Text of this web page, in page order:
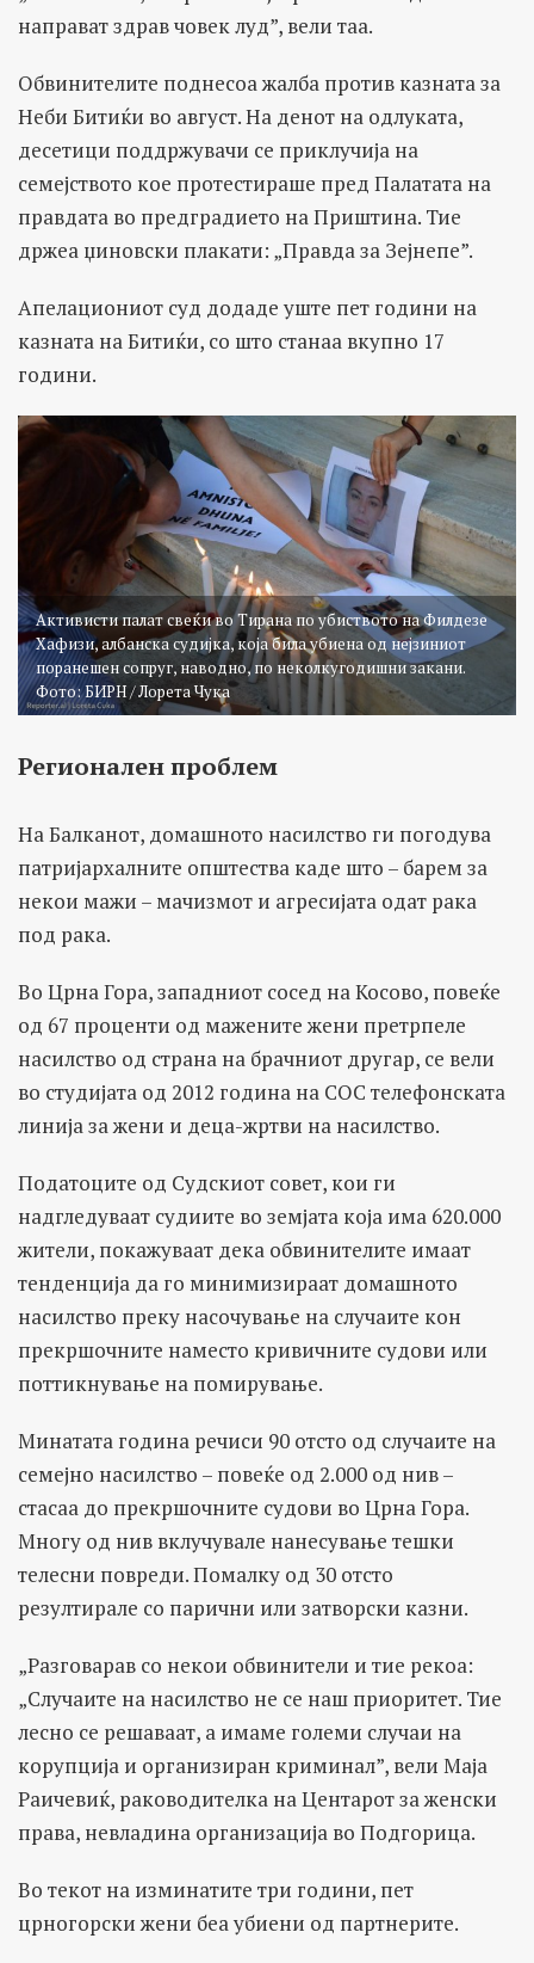
направат здрав човек луд”, вели таа.
Обвинителите поднесоа жалба против казната за
Неби Битиќи во август. На денот на одлуката,
десетици поддржувачи се приклучија на
семејството кое протестираше пред Палатата на
правдата во предградието на Приштина. Тие
држеа џиновски плакати: „Правда за Зејнепе”.
Апелациониот суд додаде уште пет години на
казната на Битиќи, со што станаа вкупно 17
години.
Активисти палат свеќи во Тирана по убиството на Филдезе
Хафизи, албанска судијка, која била убиена од нејзиниот
поранешен сопруг, наводно, по неколкугодишни закани.
Фото: БИРН / Лорета Чука
Регионален проблем
На Балканот, домашното насилство ги погодува
патријархалните општества каде што – барем за
некои мажи – мачизмот и агресијата одат рака
под рака.
Во Црна Гора, западниот сосед на Косово, повеќе
од 67 проценти од мажените жени претрпеле
насилство од страна на брачниот другар, се вели
во студијата од 2012 година на СОС телефонската
линија за жени и деца-жртви на насилство.
Податоците од Судскиот совет, кои ги
надгледуваат судиите во земјата која има 620.000
жители, покажуваат дека обвинителите имаат
тенденција да го минимизираат домашното
насилство преку насочување на случаите кон
прекршочните наместо кривичните судови или
поттикнување на помирување.
Минатата година речиси 90 отсто од случаите на
семејно насилство – повеќе од 2.000 од нив –
стасаа до прекршочните судови во Црна Гора.
Многу од нив вклучувале нанесување тешки
телесни повреди. Помалку од 30 отсто
резултирале со парични или затворски казни.
„Разговарав со некои обвинители и тие рекоа:
„Случаите на насилство не се наш приоритет. Тие
лесно се решаваат, а имаме големи случаи на
корупција и организиран криминал”, вели Маја
Раичевиќ, раководителка на Центарот за женски
права, невладина организација во Подгорица.
Во текот на изминатите три години, пет
црногорски жени беа убиени од партнерите.